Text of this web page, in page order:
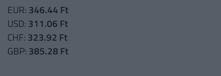
EUR: 346.44 Ft
USD: 311.06 Ft
CHF: 323.92 Ft
GBP: 385.28 Ft